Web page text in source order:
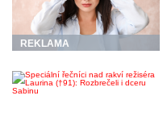
REKLAMA